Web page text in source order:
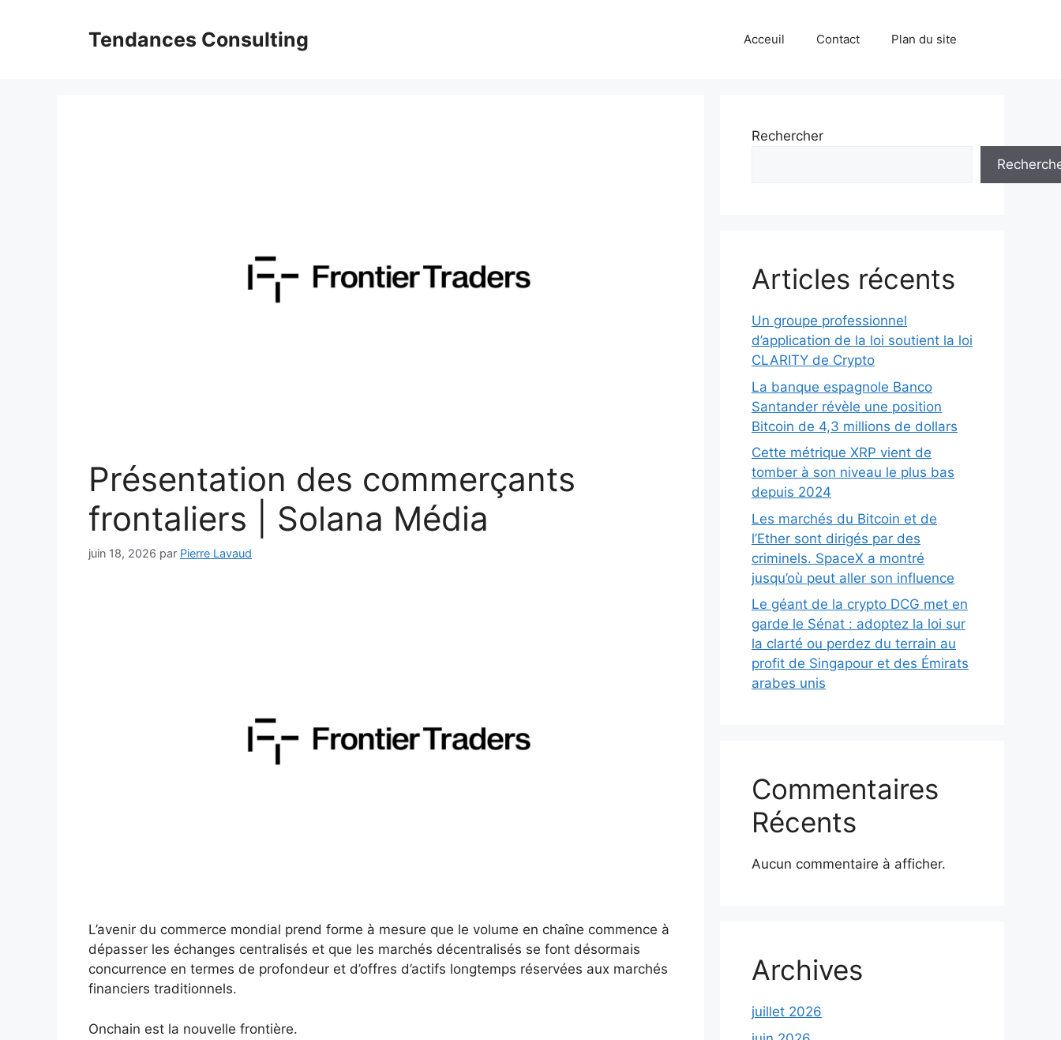
Tendances Consulting Acceuil Contact Plan du site
Présentation des commerçants
frontaliers | Solana Média
juin 18, 2026 par Pierre Lavaud
L’avenir du commerce mondial prend forme à mesure que le volume en chaîne commence à
dépasser les échanges centralisés et que les marchés décentralisés se font désormais
concurrence en termes de profondeur et d’offres d’actifs longtemps réservées aux marchés
financiers traditionnels.
Onchain est la nouvelle frontière.
Rechercher
Articles récents
Un groupe professionnel
d’application de la loi soutient la loi
CLARITY de Crypto
La banque espagnole Banco
Santander révèle une position
Bitcoin de 4,3 millions de dollars
Cette métrique XRP vient de
tomber à son niveau le plus bas
depuis 2024
Les marchés du Bitcoin et de
l’Ether sont dirigés par des
criminels. SpaceX a montré
jusqu’où peut aller son influence
Le géant de la crypto DCG met en
garde le Sénat : adoptez la loi sur
la clarté ou perdez du terrain au
profit de Singapour et des Émirats
arabes unis
Commentaires
Récents
Aucun commentaire à afficher.
Archives
juillet 2026